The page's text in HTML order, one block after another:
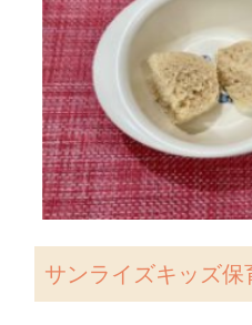
サンライズキッズ保